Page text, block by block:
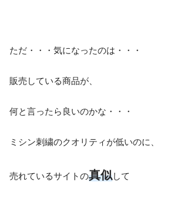
ただ・・・気になったのは・・・
販売している商品が、
何と言ったら良いのかな・・・
ミシン刺繍のクオリティが低いのに、
売れているサイトの真似して